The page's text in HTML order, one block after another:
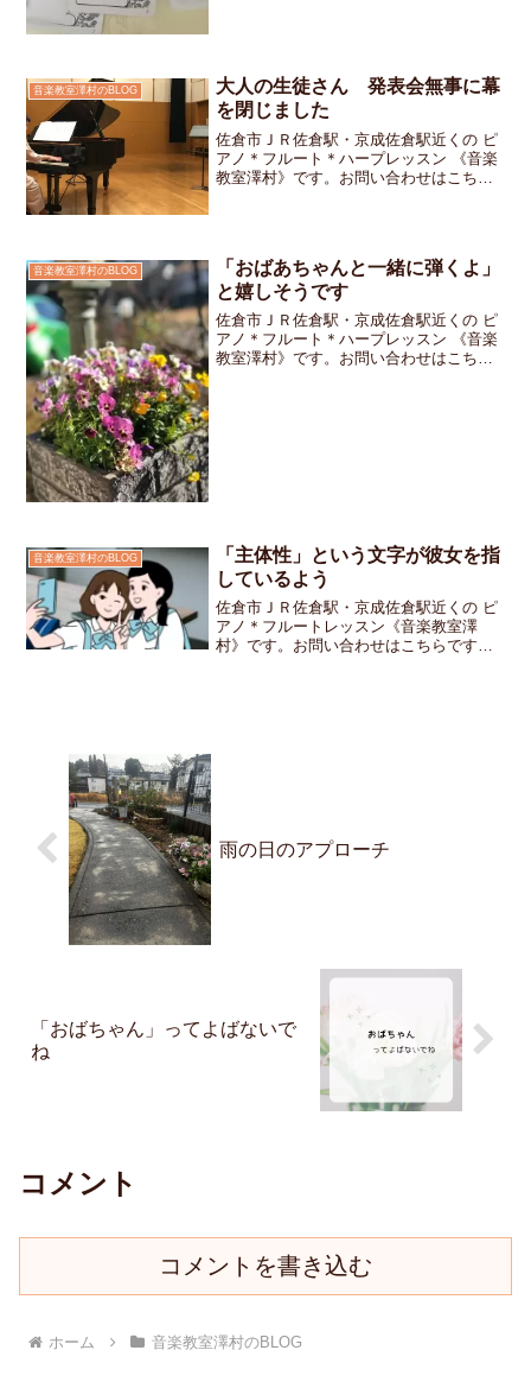
音楽教室澤村のBLOG
大人の生徒さん 発表会無事に幕
を閉じました
佐倉市ＪＲ佐倉駅・京成佐倉駅近くの ピ
アノ＊フルート＊ハープレッスン 《音楽
教室澤村》です。お問い合わせはこちら
音楽教室澤村のBLOG
「おばあちゃんと一緒に弾くよ」
と嬉しそうです
佐倉市ＪＲ佐倉駅・京成佐倉駅近くの ピ
アノ＊フルート＊ハープレッスン 《音楽
教室澤村》です。お問い合わせはこちら
音楽教室澤村のBLOG
「主体性」という文字が彼女を指
しているよう
佐倉市ＪＲ佐倉駅・京成佐倉駅近くの ピ
アノ＊フルートレッスン《音楽教室澤
村》です。お問い合わせはこちらです卒
雨の日のアプローチ
「おばちゃん」ってよばないで
ね
コメント
コメントを書き込む
ホーム 音楽教室澤村のBLOG